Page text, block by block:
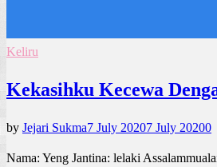
Keliru
Kekasihku Kecewa
by Jejari Sukma7 July 20207 July 20200
Nama: Yeng Jantina: lelaki